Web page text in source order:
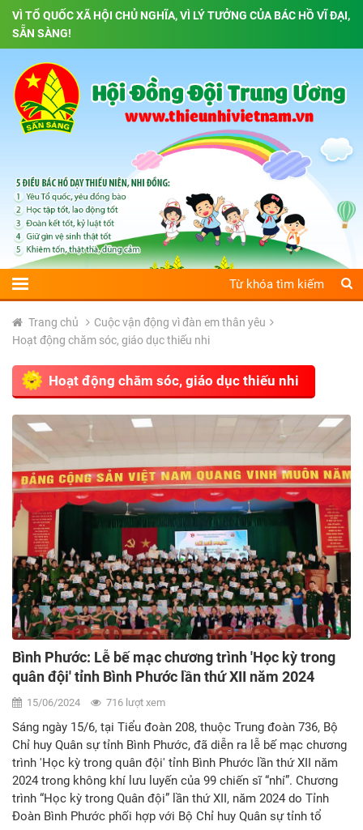
VÌ TỔ QUỐC XÃ HỘI CHỦ NGHĨA, VÌ LÝ TƯỞNG CỦA BÁC HỒ VĨ ĐẠI,
SẴN SÀNG!
Trang chủ
Cuộc vận động vì đàn em thân yêu
Hoạt động chăm sóc, giáo dục thiếu nhi
Hoạt động chăm sóc, giáo dục thiếu nhi
Bình Phước: Lễ bế mạc chương trình 'Học kỳ trong
quân đội' tỉnh Bình Phước lần thứ XII năm 2024
15/06/2024 716 lượt xem
Sáng ngày 15/6, tại Tiểu đoàn 208, thuộc Trung đoàn 736, Bộ
Chỉ huy Quân sự tỉnh Bình Phước, đã diễn ra lễ bế mạc chương
trình 'Học kỳ trong quân đội' tỉnh Bình Phước lần thứ XII năm
2024 trong không khí lưu luyến của 99 chiến sĩ “nhí”. Chương
trình “Học kỳ trong Quân đội” lần thứ XII, năm 2024 do Tỉnh
Đoàn Bình Phước phối hợp với Bộ Chỉ huy Quân sự tỉnh tổ